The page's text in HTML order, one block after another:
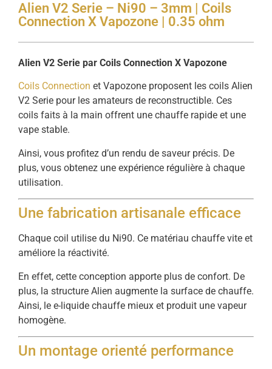
Alien V2 Serie – Ni90 – 3mm | Coils
Connection X Vapozone | 0.35 ohm
Alien V2 Serie par Coils Connection X Vapozone
Coils Connection et Vapozone proposent les coils Alien
V2 Serie pour les amateurs de reconstructible. Ces
coils faits à la main offrent une chauffe rapide et une
vape stable.
Ainsi, vous profitez d’un rendu de saveur précis. De
plus, vous obtenez une expérience régulière à chaque
utilisation.
Une fabrication artisanale efficace
Chaque coil utilise du Ni90. Ce matériau chauffe vite et
améliore la réactivité.
En effet, cette conception apporte plus de confort. De
plus, la structure Alien augmente la surface de chauffe.
Ainsi, le e-liquide chauffe mieux et produit une vapeur
homogène.
Un montage orienté performance